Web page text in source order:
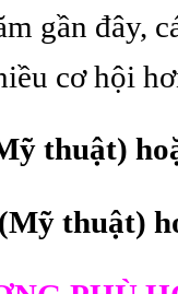
gần đây,
cơ hội
thuật)
thuật)